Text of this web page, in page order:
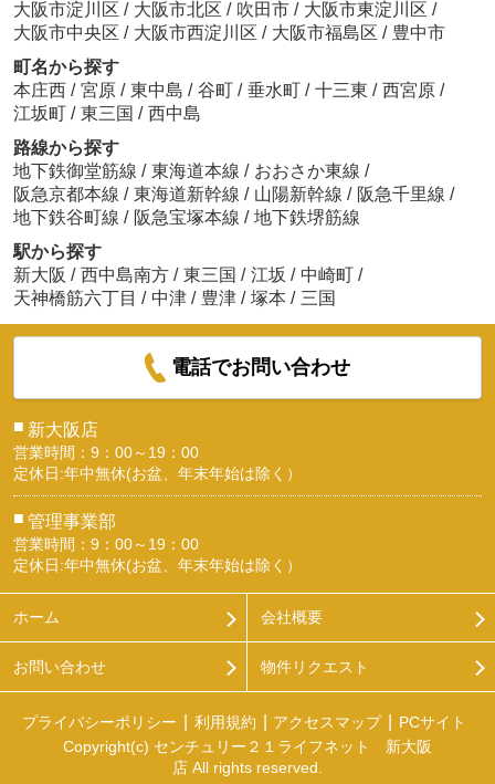
大阪市淀川区 / 大阪市北区 / 吹田市 / 大阪市東淀川区 /
大阪市中央区 / 大阪市西淀川区 / 大阪市福島区 / 豊中市
町名から探す
本庄西 / 宮原 / 東中島 / 谷町 / 垂水町 / 十三東 / 西宮原 /
江坂町 / 東三国 / 西中島
路線から探す
地下鉄御堂筋線 / 東海道本線 / おおさか東線 /
阪急京都本線 / 東海道新幹線 / 山陽新幹線 / 阪急千里線 /
地下鉄谷町線 / 阪急宝塚本線 / 地下鉄堺筋線
駅から探す
新大阪 / 西中島南方 / 東三国 / 江坂 / 中崎町 /
天神橋筋六丁目 / 中津 / 豊津 / 塚本 / 三国
電話でお問い合わせ
■ 新大阪店
営業時間：9：00～19：00
定休日:年中無休(お盆、年末年始は除く）
■ 管理事業部
営業時間：9：00～19：00
定休日:年中無休(お盆、年末年始は除く）
ホーム 会社概要
お問い合わせ 物件リクエスト
プライバシーポリシー 利用規約 アクセスマップ
PCサイト
Copyright(c) センチュリー２１ライフネット 新大阪
店 All rights reserved.